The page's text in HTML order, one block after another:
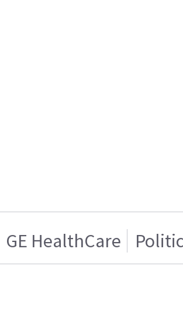
GE HealthCare